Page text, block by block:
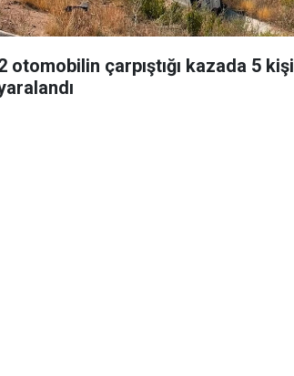
otomobilin çarpıştığı kazada 5 kişi